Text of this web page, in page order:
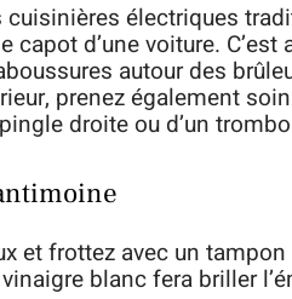
électriques
d’une voiture.
autour des
prenez également
droite ou d’un
et frottez avec un
blanc fera briller